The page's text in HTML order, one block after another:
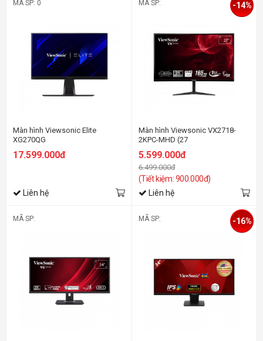
MÃ SP: 0
Màn hình Viewsonic Elite
XG270QG
(27inch/QHD/NanoIPS/165Hz/1ms/350nits/HDMI+DP/G-
Sync/Loa)
17.599.000đ
Liên hệ
MÃ SP:
Màn hình Viewsonic VX2718-
2KPC-MHD (27
inch/2K/VA/165Hz/1ms/250nits/
5.599.000đ
6.499.000đ
(Tiết kiệm: 900.000đ)
-14%
Liên hệ
MÃ SP: MÃ SP: -16%